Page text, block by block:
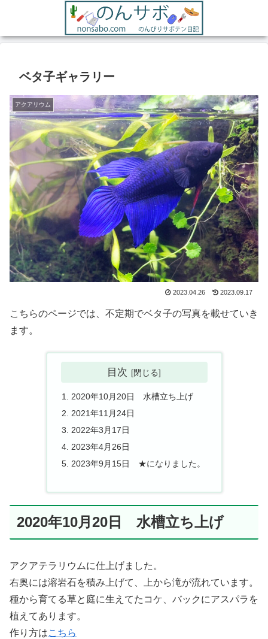
ベタ子ギャラリー
アクアリウム
2023.04.26 2023.09.17
こちらのページでは、不定期でベタ子の写真を載せていき
ます。
目次
2020年10月20日 水槽立ち上げ
2021年11月24日
2022年3月17日
2023年4月26日
2023年9月15日 ★になりました。
2020年10月20日 水槽立ち上げ
アクアテラリウムに仕上げました。
右奥には溶岩石を積み上げて、上から滝が流れています。
種から育てる草と庭に生えてたコケ、バックにアスパラを
植えてあります。
作り方はこちら